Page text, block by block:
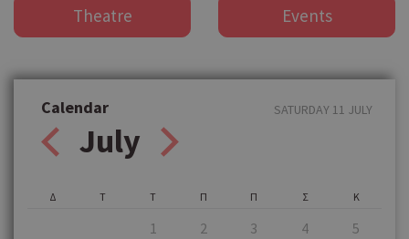
COLLECTIONS
STORIES
Theatre Events
Calendar
July
SATURDAY 11 JULY
Δ Τ Τ
1
Π
2
Π
3
Σ
4
Κ
5